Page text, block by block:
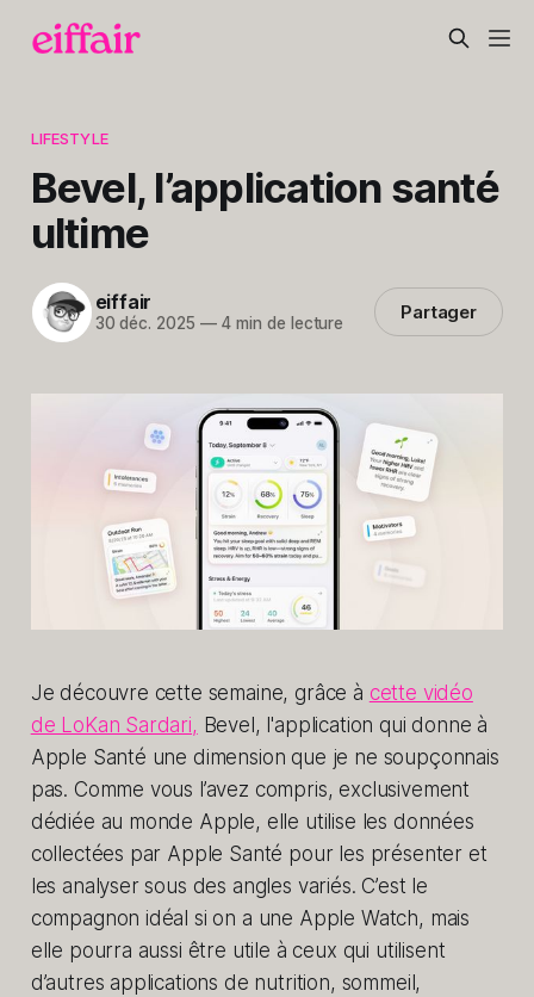
LIFESTYLE
Bevel, l’application santé
ultime
eiffair
30 déc. 2025 —4 min de lecture Partager
Je découvre cette semaine, grâce à cette vidéo
de LoKan Sardari, Bevel, l'application qui donne à
Apple Santé une dimension que je ne soupçonnais
pas. Comme vous l’avez compris, exclusivement
dédiée au monde Apple, elle utilise les données
collectées par Apple Santé pour les présenter et
les analyser sous des angles variés. C’est le
compagnon idéal si on a une Apple Watch, mais
elle pourra aussi être utile à ceux qui utilisent
d’autres applications de nutrition, sommeil,